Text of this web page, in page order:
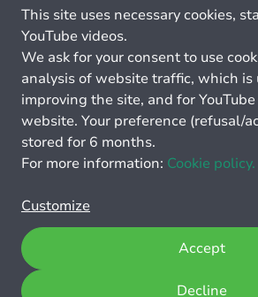
This site uses necessary cookies,
YouTube videos.
We ask for your consent to use
analysis of website traffic, which is
improving the site, and for
website. Your preference (refusal/
stored for 6 months.
For more information: Cookie policy.
Customize
Decline
Accept